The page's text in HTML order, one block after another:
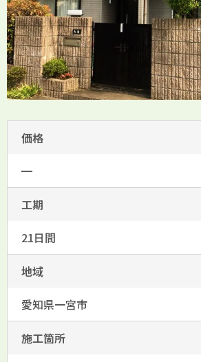
価格
━
工期
21日間
地域
愛知県一宮市
施工箇所